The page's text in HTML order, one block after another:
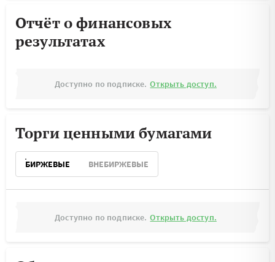
Отчёт о финансовых
результатах
Доступно по подписке. Открыть доступ.
Торги ценными бумагами
БИРЖЕВЫЕ ВНЕБИРЖЕВЫЕ
Доступно по подписке. Открыть доступ.